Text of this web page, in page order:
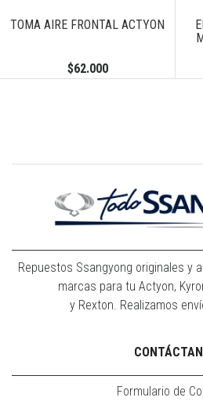
TOMA AIRE FRONTAL ACTYON
$62.000
Repuestos Ssangyong originales y
marcas para tu Actyon,
y Rexton. Realizamos
Formulario de